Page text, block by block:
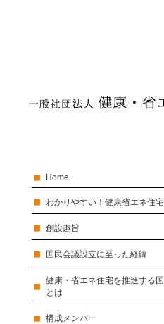
Home
わかりやすい！健康省エネ住
創設趣旨
国民会議設立に至った経緯
健康・省エネ住宅を推進する
とは
構成メンバー